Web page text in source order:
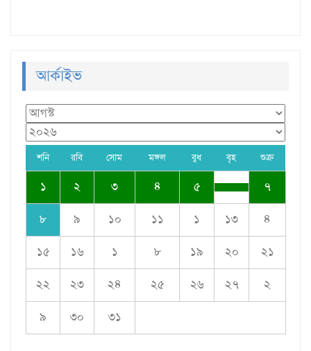
আর্কাইভ
শনি রবি সোম মঙ্গল বুধ বৃহ শুক্র
১ ২ ৩ ৪ ৫ ৭
৮ ৯ ১০ ১১ ১ ১৩ ৪
১৫ ১৬ ১ ৮ ১৯ ২০ ২১
২২ ২৩ ২৪ ২৫ ২৬ ২৭ ২
৯ ৩০ ৩১